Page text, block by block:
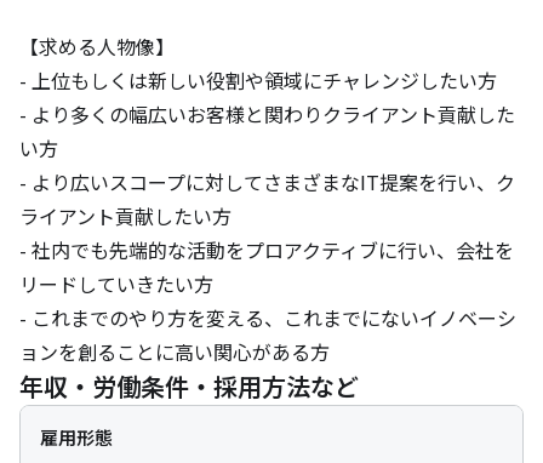
【求める人物像】
- 上位もしくは新しい役割や領域にチャレンジしたい方
- より多くの幅広いお客様と関わりクライアント貢献した
い方
- より広いスコープに対してさまざまなIT提案を行い、ク
ライアント貢献したい方
- 社内でも先端的な活動をプロアクティブに行い、会社を
リードしていきたい方
- これまでのやり方を変える、これまでにないイノベーシ
ョンを創ることに高い関心がある方
年収・労働条件・採用方法など
雇用形態